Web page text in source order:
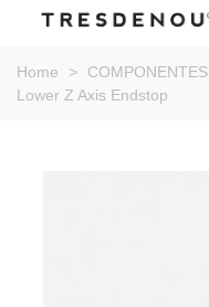
Home > COMPONENTES
Lower Z Axis Endstop